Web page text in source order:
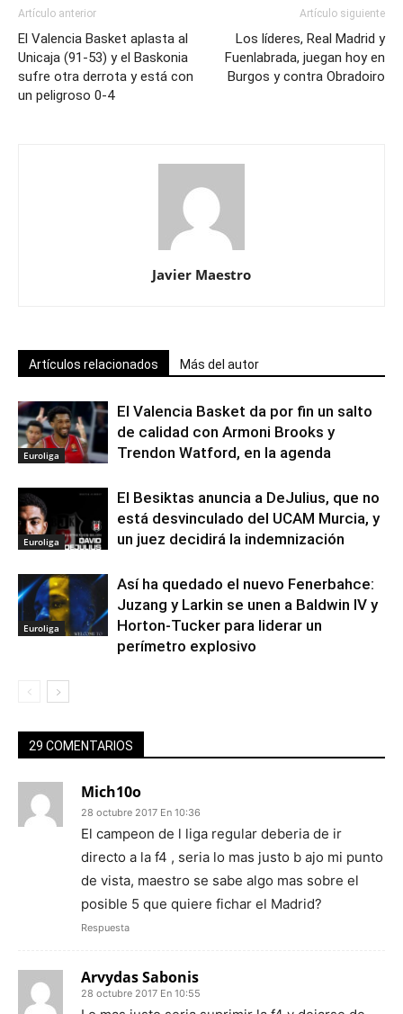
Artículo anterior
El Valencia Basket aplasta al
Unicaja (91-53) y el Baskonia
sufre otra derrota y está con
un peligroso 0-4
Artículo siguiente
Los líderes, Real Madrid y
Fuenlabrada, juegan hoy en
Burgos y contra Obradoiro
Javier Maestro
Artículos relacionados Más del autor
Euroliga
El Valencia Basket da por fin un salto
de calidad con Armoni Brooks y
Trendon Watford, en la agenda
Euroliga
El Besiktas anuncia a DeJulius, que no
está desvinculado del UCAM Murcia, y
un juez decidirá la indemnización
Euroliga
Así ha quedado el nuevo Fenerbahce:
Juzang y Larkin se unen a Baldwin IV y
Horton-Tucker para liderar un
perímetro explosivo
29 COMENTARIOS
Mich10o
28 octubre 2017 En 10:36
El campeon de l liga regular deberia de ir
directo a la f4 , seria lo mas justo b ajo mi punto
de vista, maestro se sabe algo mas sobre el
posible 5 que quiere fichar el Madrid?
Respuesta
Arvydas Sabonis
28 octubre 2017 En 10:55